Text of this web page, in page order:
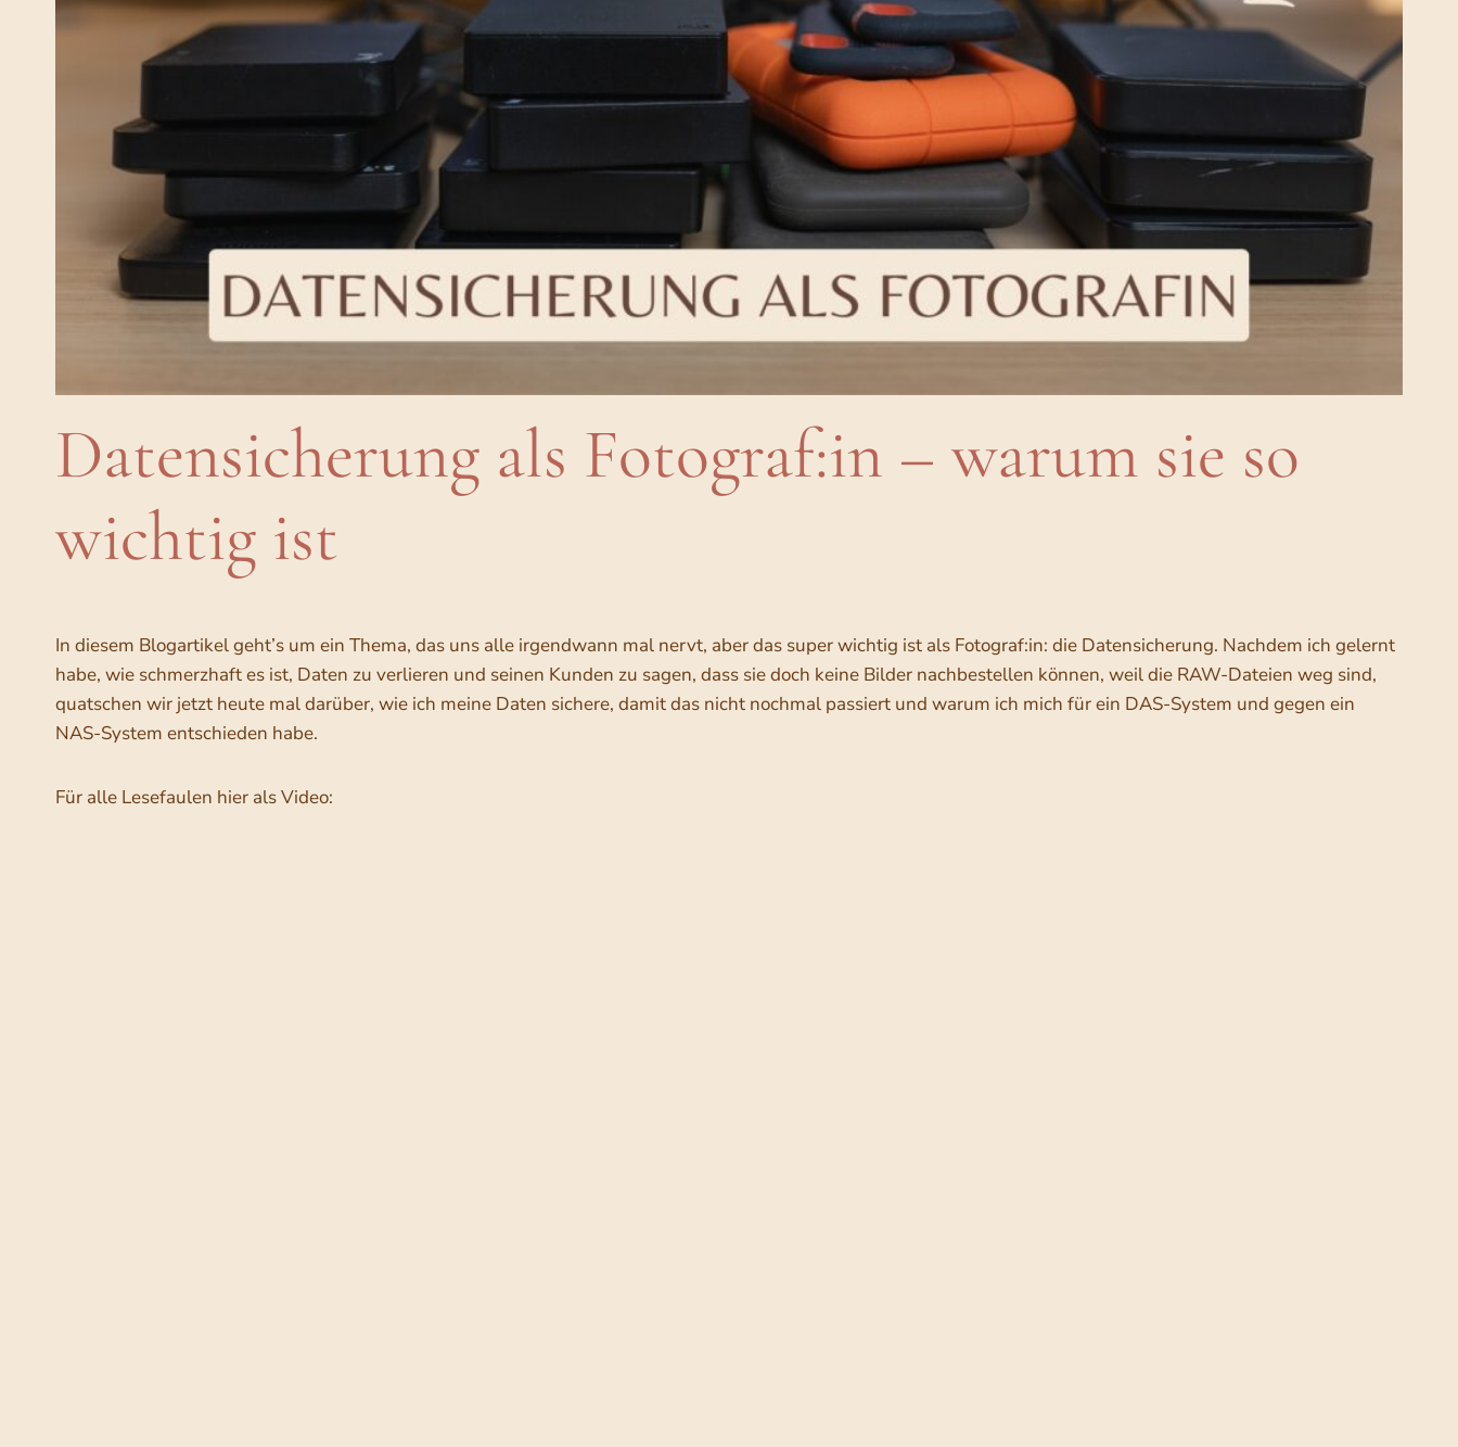
Datensicherung als Fotograf:in – warum sie so
wichtig ist
In diesem Blogartikel geht’s um ein Thema, das uns alle irgendwann mal nervt, aber das super wichtig ist als Fotograf:in: die Datensicherung. Nachdem ich gelernt
habe, wie schmerzhaft es ist, Daten zu verlieren und seinen Kunden zu sagen, dass sie doch keine Bilder nachbestellen können, weil die RAW-Dateien weg sind,
quatschen wir jetzt heute mal darüber, wie ich meine Daten sichere, damit das nicht nochmal passiert und warum ich mich für ein DAS-System und gegen ein
NAS-System entschieden habe.
Für alle Lesefaulen hier als Video: